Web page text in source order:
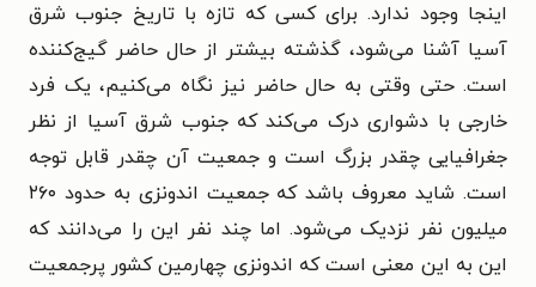
اینجا وجود ندارد. برای کسی که تازه با تاریخ جنوب شرق
آسیا آشنا می‌شود، گذشته بیشتر از حال حاضر گیج‌کننده
است. حتی وقتی به حال حاضر نیز نگاه می‌کنیم، یک فرد
خارجی با دشواری درک می‌کند که جنوب شرق آسیا از نظر
جغرافیایی چقدر بزرگ است و جمعیت آن چقدر قابل توجه
است. شاید معروف باشد که جمعیت اندونزی به حدود ۲۶۰
میلیون نفر نزدیک می‌شود. اما چند نفر این را می‌دانند که
این به این معنی است که اندونزی چهارمین کشور پرجمعیت